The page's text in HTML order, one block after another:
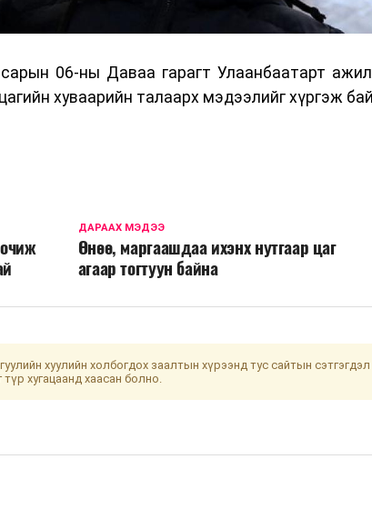
06-ны Даваа гарагт Улаанбаатарт
хуваарийн талаарх мэдээлийг хүргэж
ДАРААХ МЭДЭЭ
Өнөө, маргаашдаа ихэнх нутгаар цаг
агаар тогтуун байна
хуулийн холбогдох заалтын хүрээнд тус сайтын сэтгэгдэл
түр хугацаанд хаасан болно.